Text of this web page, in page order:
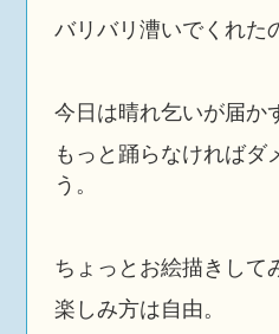
バリバリ漕いでくれた
今日は晴れ乞いが届か
もっと踊らなければダ
う。
ちょっとお絵描きして
楽しみ方は自由。